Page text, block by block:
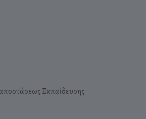
Εκπαίδευσης